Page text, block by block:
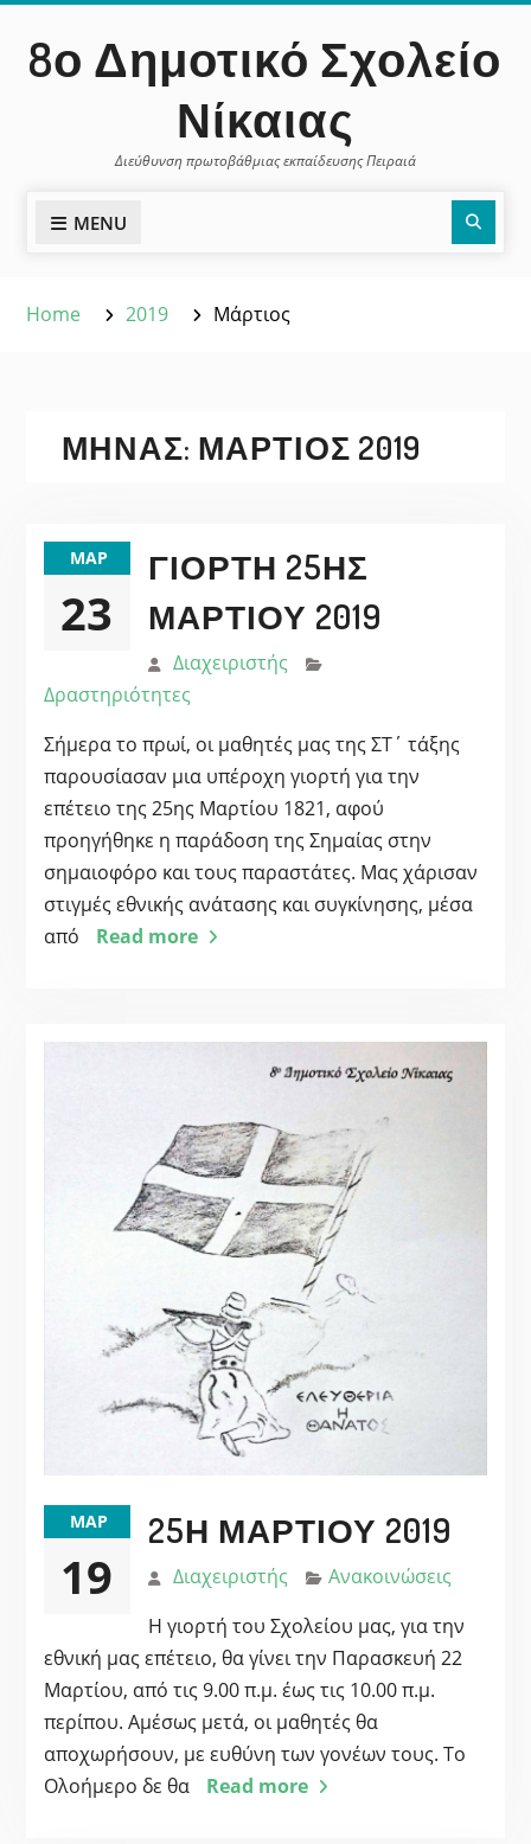
content
8ο Δημοτικό Σχολείο
Νίκαιας
Διεύθυνση πρωτοβάθμιας εκπαίδευσης Πειραιά
MENU
Home 2019 Μάρτιος
ΜΉΝΑΣ: ΜΆΡΤΙΟΣ 2019
ΜΑΡ
23
ΓΙΟΡΤΉ 25ΗΣ
ΜΑΡΤΊΟΥ 2019
Διαχειριστής
Δραστηριότητες
Σήμερα το πρωί, οι μαθητές μας της ΣΤ΄ τάξης
παρουσίασαν μια υπέροχη γιορτή για την
επέτειο της 25ης Μαρτίου 1821, αφού
προηγήθηκε η παράδοση της Σημαίας στην
σημαιοφόρο και τους παραστάτες. Μας χάρισαν
στιγμές εθνικής ανάτασης και συγκίνησης, μέσα
από
Read more
ΜΑΡ
19
25Η ΜΑΡΤΊΟΥ 2019
Διαχειριστής
Ανακοινώσεις
Η γιορτή του Σχολείου μας, για την
εθνική μας επέτειο, θα γίνει την Παρασκευή 22
Μαρτίου, από τις 9.00 π.μ. έως τις 10.00 π.μ.
περίπου. Αμέσως μετά, οι μαθητές θα
αποχωρήσουν, με ευθύνη των γονέων τους. Το
Ολοήμερο δε θα
Read more